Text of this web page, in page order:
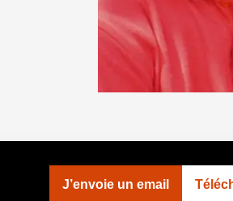
J’envoie un email